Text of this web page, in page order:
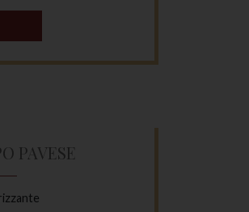
PAVESE